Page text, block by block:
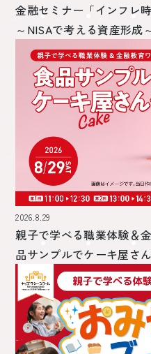
金融セミナー 「インフレ
～NISAで考える資産形成～
2026.8.29
親子で学べる職業体験＆
品サンプルでケーキ屋さん